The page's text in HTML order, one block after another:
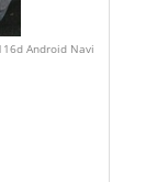
Android Navi